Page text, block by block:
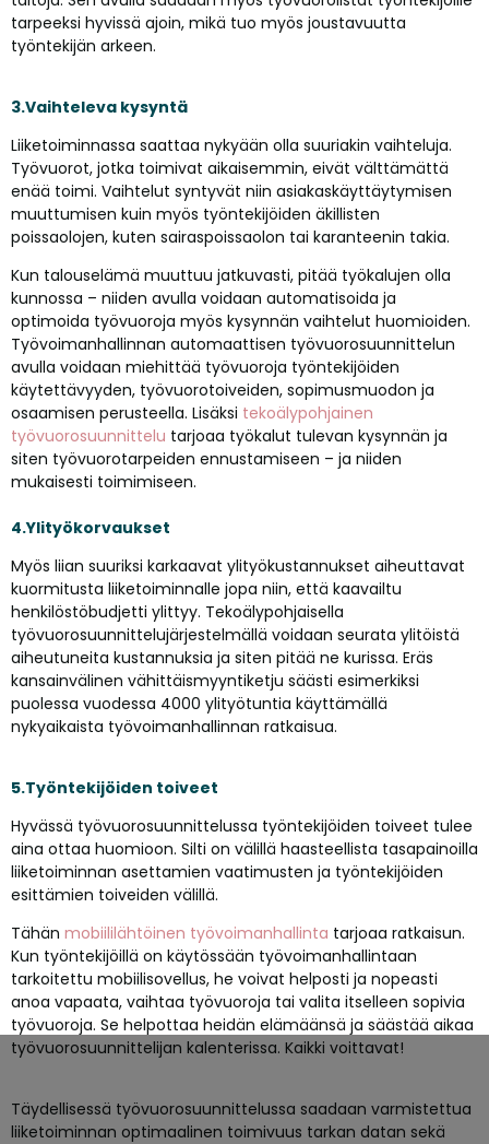
tarpeeksi hyvissä ajoin, mikä tuo myös joustavuutta
työntekijän arkeen.
3.Vaihteleva kysyntä
Liiketoiminnassa saattaa nykyään olla suuriakin vaihteluja.
Työvuorot, jotka toimivat aikaisemmin, eivät välttämättä
enää toimi. Vaihtelut syntyvät niin asiakaskäyttäytymisen
muuttumisen kuin myös työntekijöiden äkillisten
poissaolojen, kuten sairaspoissaolon tai karanteenin takia.
Kun talouselämä muuttuu jatkuvasti, pitää työkalujen olla
kunnossa – niiden avulla voidaan automatisoida ja
optimoida työvuoroja myös kysynnän vaihtelut huomioiden.
Työvoimanhallinnan automaattisen työvuorosuunnittelun
avulla voidaan miehittää työvuoroja työntekijöiden
käytettävyyden, työvuorotoiveiden, sopimusmuodon ja
osaamisen perusteella. Lisäksi tekoälypohjainen
työvuorosuunnittelu tarjoaa työkalut tulevan kysynnän ja
siten työvuorotarpeiden ennustamiseen – ja niiden
mukaisesti toimimiseen.
4.Ylityökorvaukset
Myös liian suuriksi karkaavat ylityökustannukset aiheuttavat
kuormitusta liiketoiminnalle jopa niin, että kaavailtu
henkilöstöbudjetti ylittyy. Tekoälypohjaisella
työvuorosuunnittelujärjestelmällä voidaan seurata ylitöistä
aiheutuneita kustannuksia ja siten pitää ne kurissa. Eräs
kansainvälinen vähittäismyyntiketju säästi esimerkiksi
puolessa vuodessa 4000 ylityötuntia käyttämällä
nykyaikaista työvoimanhallinnan ratkaisua.
5.Työntekijöiden toiveet
Hyvässä työvuorosuunnittelussa työntekijöiden toiveet tulee
aina ottaa huomioon. Silti on välillä haasteellista tasapainoilla
liiketoiminnan asettamien vaatimusten ja työntekijöiden
esittämien toiveiden välillä.
Tähän mobiililähtöinen työvoimanhallinta tarjoaa ratkaisun.
Kun työntekijöillä on käytössään työvoimanhallintaan
tarkoitettu mobiilisovellus, he voivat helposti ja nopeasti
anoa vapaata, vaihtaa työvuoroja tai valita itselleen sopivia
työvuoroja. Se helpottaa heidän elämäänsä ja säästää aikaa
työvuorosuunnittelijan kalenterissa. Kaikki voittavat!
Täydellisessä työvuorosuunnittelussa saadaan varmistettua
liiketoiminnan optimaalinen toimivuus tarkan datan sekä